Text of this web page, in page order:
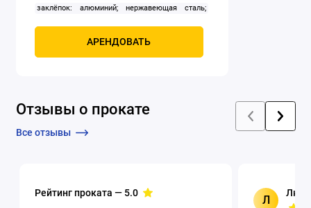
заклёпок: алюминий; нержавеющая сталь;
АРЕНДОВАТЬ
Отзывы о прокате
Все отзывы
Рейтинг проката — 5.0
Л